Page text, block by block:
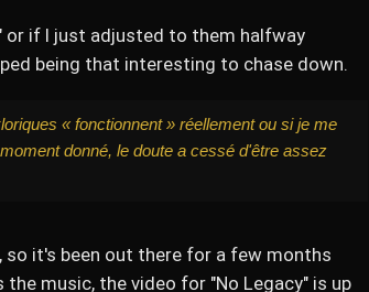
if I just adjusted to them halfway
being that interesting to chase down.
« fonctionnent » réellement ou si je me
donné, le doute a cessé d'être assez
so it's been out there for a few months
music, the video for "No Legacy" is up